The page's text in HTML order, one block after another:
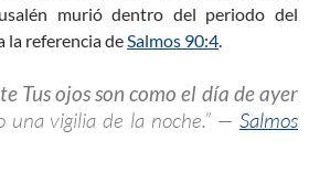
murió dentro del periodo del
la referencia deSalmos 90:4.
Tus ojos son como el día de ayer
una vigilia de la noche.” —Salmos